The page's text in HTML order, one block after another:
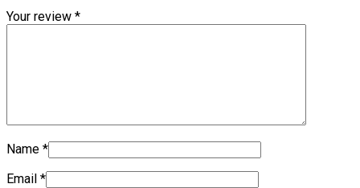
Your review *
Name *
Email *